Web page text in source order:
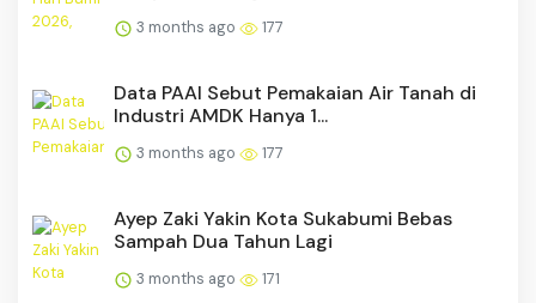
3 months ago 177
Data PAAI Sebut Pemakaian Air Tanah di
Industri AMDK Hanya 1...
3 months ago 177
Ayep Zaki Yakin Kota Sukabumi Bebas
Sampah Dua Tahun Lagi
3 months ago 171